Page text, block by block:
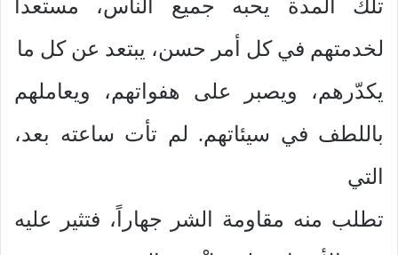
تلك المدة يحبه جميع الناس، مستعداً
لخدمتهم في كل أمر حسن، يبتعد عن كل ما
يكدّرهم، ويصبر على هفواتهم، ويعاملهم
باللطف في سيئاتهم. لم تأت ساعته بعد،
التي
تطلب منه مقاومة الشر جهاراً، فتثير عليه